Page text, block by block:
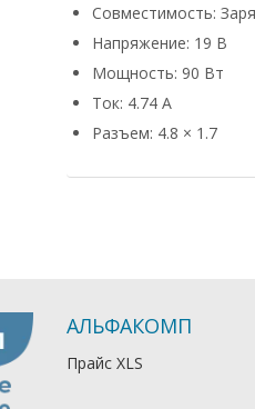
Совместимость:
Напряжение: 19 В
Мощность: 90 Вт
Ток: 4.74 А
Разъем: 4.8 × 1.7
АЛЬФАКОМП
Прайс XLS